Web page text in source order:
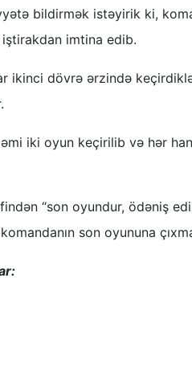
bildirmək istəyirik ki,
imtina edib.
ikinci dövrə ərzində
iki oyun keçirilib və hər
“son oyundur, ödəniş
son oyununa